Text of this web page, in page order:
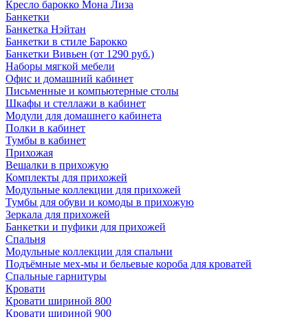
Кресло барокко Мона Лиза
Банкетки
Банкетка Нэйтан
Банкетки в стиле Барокко
Банкетки Вивьен (от 1290 руб.)
Наборы мягкой мебели
Офис и домашний кабинет
Письменные и компьютерные столы
Шкафы и стеллажи в кабинет
Модули для домашнего кабинета
Полки в кабинет
Тумбы в кабинет
Прихожая
Вешалки в прихожую
Комплекты для прихожей
Модульные коллекции для прихожей
Тумбы для обуви и комоды в прихожую
Зеркала для прихожей
Банкетки и пуфики для прихожей
Спальня
Модульные коллекции для спальни
Подъёмные мех-мы и бельевые короба для кроватей
Спальные гарнитуры
Кровати
Кровати шириной 800
Кровати шириной 900